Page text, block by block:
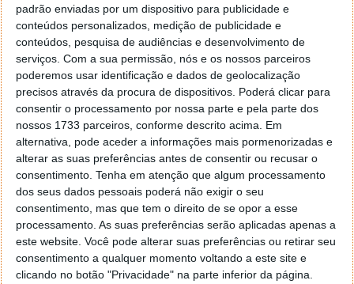
padrão enviadas por um dispositivo para publicidade e
conteúdos personalizados, medição de publicidade e
conteúdos, pesquisa de audiências e desenvolvimento de
serviços. Com a sua permissão, nós e os nossos parceiros
poderemos usar identificação e dados de geolocalização
precisos através da procura de dispositivos. Poderá clicar para
consentir o processamento por nossa parte e pela parte dos
nossos 1733 parceiros, conforme descrito acima. Em
alternativa, pode aceder a informações mais pormenorizadas e
alterar as suas preferências antes de consentir ou recusar o
consentimento. Tenha em atenção que algum processamento
dos seus dados pessoais poderá não exigir o seu
consentimento, mas que tem o direito de se opor a esse
processamento. As suas preferências serão aplicadas apenas a
este website. Você pode alterar suas preferências ou retirar seu
consentimento a qualquer momento voltando a este site e
clicando no botão "Privacidade" na parte inferior da página.